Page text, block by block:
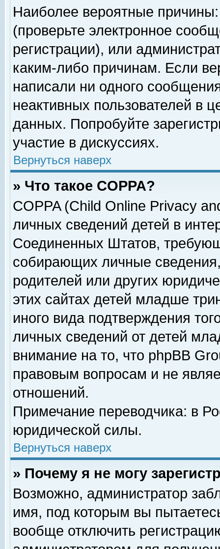
Наиболее вероятные
(проверьте электронное
регистрации), или
каким-либо причинам. Если
написали ни одного
неактивных пользователей в
данных. Попробуйте
участие в дискуссиях.
Вернуться наверх
» Что такое COPPA?
COPPA (Child Online Privacy
личных сведений детей в
Соединенных Штатов,
собирающих личные
родителей или других
этих сайтах детей младше
иного вида подтверждения
личных сведений от детей
внимание на то, что phpBB
правовым вопросам и не
отношений.
Примечание переводчика: в
юридической силы.
Вернуться наверх
» Почему я не могу
Возможно, администратор
имя, под которым вы
вообще отключить